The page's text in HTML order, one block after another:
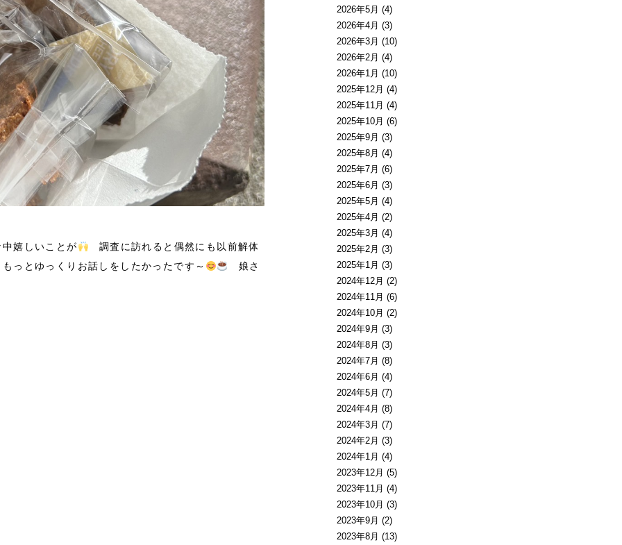
中嬉しいことが
調査に訪れると偶然にも以前解体
もっとゆっくりお話しをしたかったです～
娘さ
2026年5月 (4)
2026年4月 (3)
2026年3月 (10)
2026年2月 (4)
2026年1月 (10)
2025年12月 (4)
2025年11月 (4)
2025年10月 (6)
2025年9月 (3)
2025年8月 (4)
2025年7月 (6)
2025年6月 (3)
2025年5月 (4)
2025年4月 (2)
2025年3月 (4)
2025年2月 (3)
2025年1月 (3)
2024年12月 (2)
2024年11月 (6)
2024年10月 (2)
2024年9月 (3)
2024年8月 (3)
2024年7月 (8)
2024年6月 (4)
2024年5月 (7)
2024年4月 (8)
2024年3月 (7)
2024年2月 (3)
2024年1月 (4)
2023年12月 (5)
2023年11月 (4)
2023年10月 (3)
2023年9月 (2)
2023年8月 (13)